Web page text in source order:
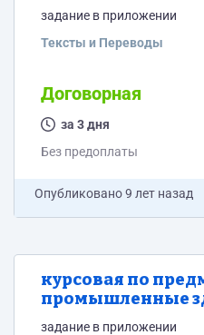
задание в приложении
Тексты и Переводы
Договорная
за 3 дня
Без предоплаты
Опубликовано9 лет назад
курсовая по
промышленные
задание в приложении